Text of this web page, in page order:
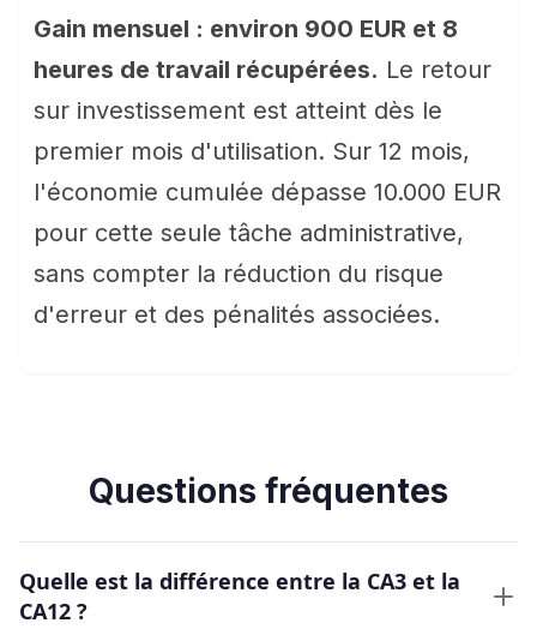
Gain mensuel : environ 900 EUR et 8
heures de travail récupérées. Le retour
sur investissement est atteint dès le
premier mois d'utilisation. Sur 12 mois,
l'économie cumulée dépasse 10.000 EUR
pour cette seule tâche administrative,
sans compter la réduction du risque
d'erreur et des pénalités associées.
Questions fréquentes
Quelle est la différence entre la CA3 et la
CA12 ?